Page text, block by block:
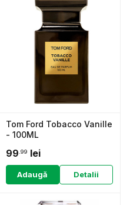
Tom Ford Tobacco Vanille
- 100ML
99 .99 lei
Adaugă Detalii